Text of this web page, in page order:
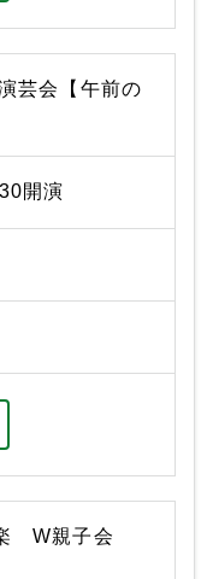
芸会【午前の
開演
W親子会